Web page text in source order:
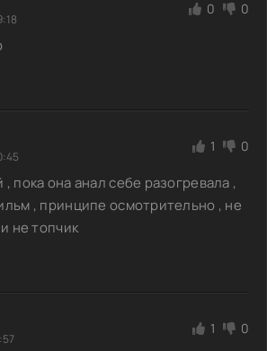
0 0
1 0
пока она анал себе разогревала ,
, принципе осмотрительно , не
не топчик
1 0